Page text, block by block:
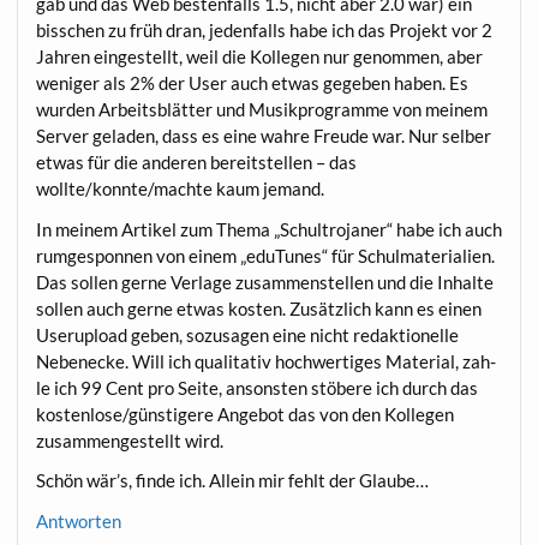
biss­chen zu früh dran, jeden­falls habe ich das Pro­jekt vor 2
Jah­ren ein­ge­stellt, weil die Kol­le­gen nur genom­men, aber
weni­ger als 2% der User auch etwas gege­ben haben. Es
wur­den Arbeits­blät­ter und Musik­pro­gram­me von mei­nem
Ser­ver gela­den, dass es eine wah­re Freu­de war. Nur sel­ber
etwas für die ande­ren bereit­stel­len – das
wollte/konnte/machte kaum jemand.
In mei­nem Arti­kel zum The­ma „Schul­tro­ja­ner“ habe ich auch
rum­ge­spon­nen von einem „eduT­unes“ für Schul­ma­te­ria­li­en.
Das sol­len ger­ne Ver­la­ge zusam­men­stel­len und die Inhal­te
sol­len auch ger­ne etwas kos­ten. Zusätz­lich kann es einen
Use­ru­pload geben, sozu­sa­gen eine nicht redak­tio­nel­le
Neben­ecke. Will ich qua­li­ta­tiv hoch­wer­ti­ges Mate­ri­al, zah­
le ich 99 Cent pro Sei­te, ansons­ten stö­be­re ich durch das
kostenlose/günstigere Ange­bot das von den Kol­le­gen
zusam­men­ge­stellt wird.
Schön wär’s, fin­de ich. Allein mir fehlt der Glaube…
Antworten